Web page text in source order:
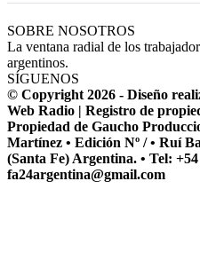
SOBRE NOSOTROS
La ventana radial de los
argentinos.
SÍGUENOS
© Copyright 2026 - Diseño
Web Radio | Registro de
Propiedad de Gaucho
Martínez • Edición Nº / • Ruí
(Santa Fe) Argentina. • Tel: +54
fa24argentina@gmail.com